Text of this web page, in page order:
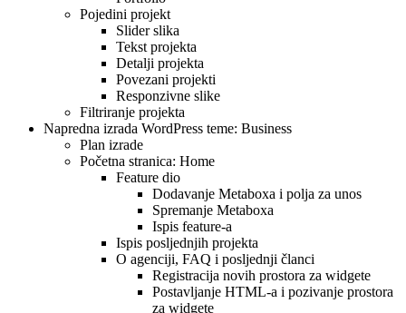
Pojedini projekt
Slider slika
Tekst projekta
Detalji projekta
Povezani projekti
Responzivne slike
Filtriranje projekta
Napredna izrada WordPress teme: Business
Plan izrade
Početna stranica: Home
Feature dio
Dodavanje Metaboxa i polja za unos
Spremanje Metaboxa
Ispis feature-a
Ispis posljednjih projekta
O agenciji, FAQ i posljednji članci
Registracija novih prostora za widgete
Postavljanje HTML-a i pozivanje prostora
za widgete